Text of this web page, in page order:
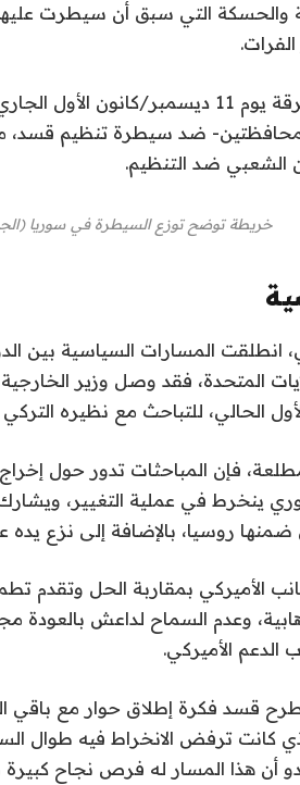
والحسكة التي سبق أن سيطرت عليها
وشهدت مدينتا الحسكة والرقة يوم 11
ضد سيطرة تنظيم قسد،
الشعبي ضد التنظيم.
خريطة توضح توزع السيطرة في سوريا
انطلقت المسارات السياسية بين
المتحدة، فقد وصل وزير
فإن المباحثات تدور حول
ينخرط في عملية التغيير، ويشارك
ضمنها روسيا، بالإضافة إلى نزع
الأميركي بمقاربة الحل وتقدم
وعدم السماح لداعش
الأميركي.
قسد فكرة إطلاق حوار مع باقي
كانت ترفض الانخراط فيه طوال
أن هذا المسار له فرص نجاح